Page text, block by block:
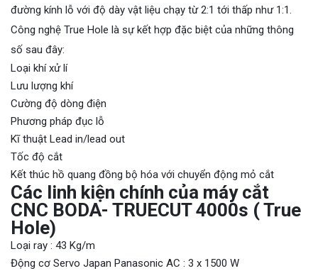
đường kính lỗ với độ dày vật liệu chạy từ 2:1 tới thấp như 1:1.
Công nghệ True Hole là sự kết hợp đặc biệt của những thông
số sau đây:
Loại khí xử lí
Lưu lượng khí
Cường độ dòng điện
Phương pháp đục lỗ
Kĩ thuật Lead in/lead out
Tốc độ cắt
Kết thúc hồ quang đồng bộ hóa với chuyển động mỏ cắt
Các linh kiện chính của máy cắt
CNC BODA- TRUECUT 4000s ( True
Hole)
Loại ray : 43 Kg/m
Động cơ Servo Japan Panasonic AC : 3 x 1500 W